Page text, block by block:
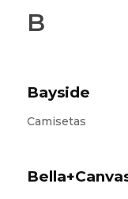
B
Bayside
Camisetas